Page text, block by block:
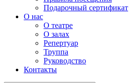
Подарочный сертификат
О нас
О театре
О залах
Репертуар
Труппа
Руководство
Контакты